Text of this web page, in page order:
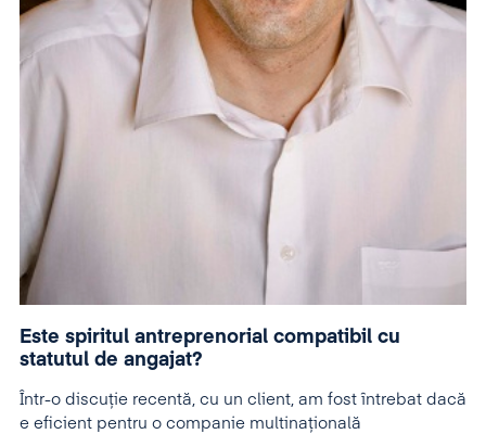
Este spiritul antreprenorial compatibil cu
statutul de angajat?
Într-o discuție recentă, cu un client, am fost întrebat dacă
e eficient pentru o companie multinațională